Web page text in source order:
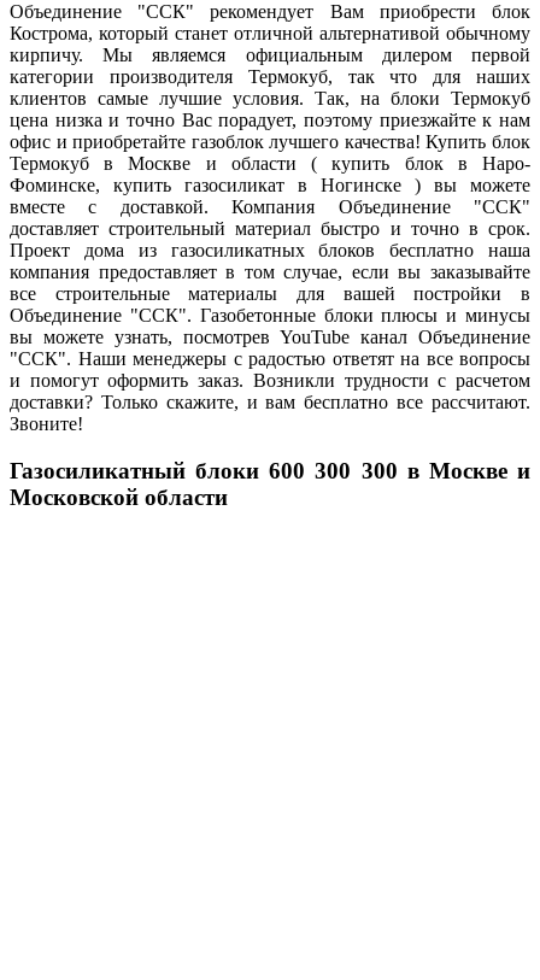
Объединение "ССК" рекомендует Вам приобрести блок
Кострома, который станет отличной альтернативой обычному
кирпичу. Мы являемся официальным дилером первой
категории производителя Термокуб, так что для наших
клиентов самые лучшие условия. Так, на блоки Термокуб
цена низка и точно Вас порадует, поэтому приезжайте к нам
офис и приобретайте газоблок лучшего качества! Купить блок
Термокуб в Москве и области ( купить блок в Наро-
Фоминске, купить газосиликат в Ногинске ) вы можете
вместе с доставкой. Компания Объединение "ССК"
доставляет строительный материал быстро и точно в срок.
Проект дома из газосиликатных блоков бесплатно наша
компания предоставляет в том случае, если вы заказывайте
все строительные материалы для вашей постройки в
Объединение "ССК". Газобетонные блоки плюсы и минусы
вы можете узнать, посмотрев YouTube канал Объединение
"ССК". Наши менеджеры с радостью ответят на все вопросы
и помогут оформить заказ. Возникли трудности с расчетом
доставки? Только скажите, и вам бесплатно все рассчитают.
Звоните!
Газосиликатный блоки 600 300 300 в Москве и
Московской области